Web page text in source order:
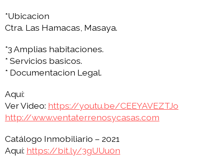
*Ubicacion
Ctra. Las Hamacas, Masaya.
*3 Amplias habitaciones.
* Servicios basicos.
* Documentacion Legal.
Aquí:
Ver Video: https://youtu.be/CEEYAVEZTJo
http://www.ventaterrenosycasas.com
Catálogo Inmobiliario – 2021
Aquí: https://bit.ly/3gUUu0n